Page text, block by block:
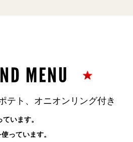
MENU
テト、オニオンリング付き
います。
っています。